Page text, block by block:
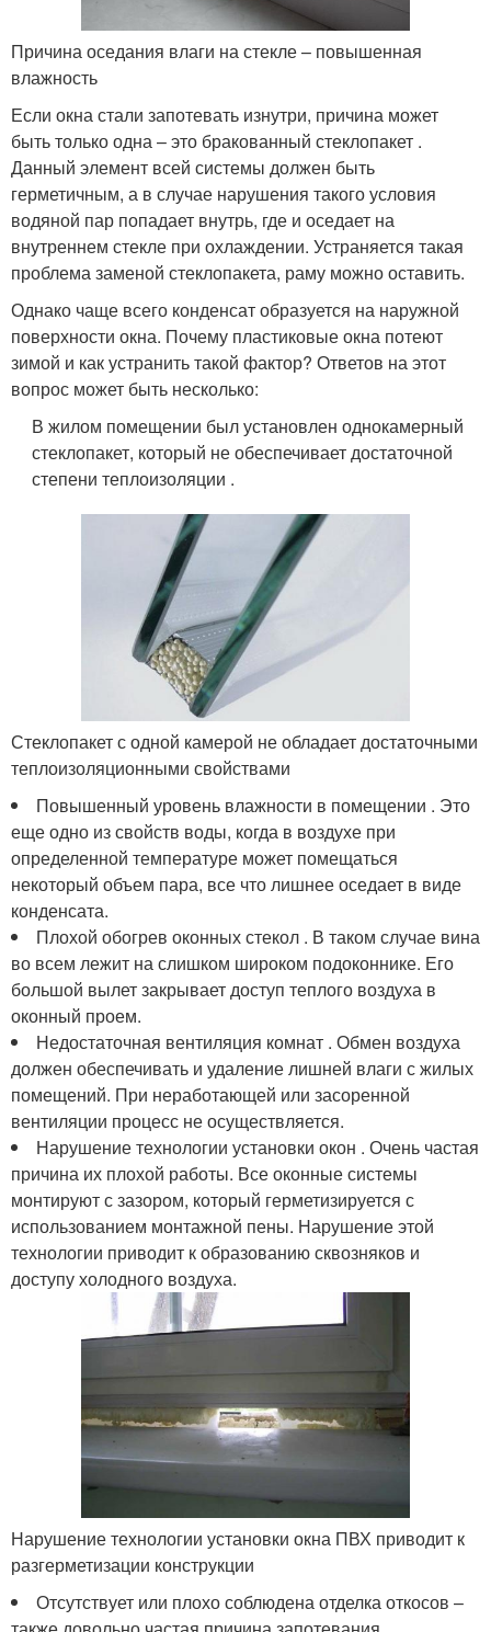
Причина оседания влаги на стекле – повышенная
влажность
Если окна стали запотевать изнутри, причина может
быть только одна – это бракованный стеклопакет .
Данный элемент всей системы должен быть
герметичным, а в случае нарушения такого условия
водяной пар попадает внутрь, где и оседает на
внутреннем стекле при охлаждении. Устраняется такая
проблема заменой стеклопакета, раму можно оставить.
Однако чаще всего конденсат образуется на наружной
поверхности окна. Почему пластиковые окна потеют
зимой и как устранить такой фактор? Ответов на этот
вопрос может быть несколько:
В жилом помещении был установлен однокамерный
стеклопакет, который не обеспечивает достаточной
степени теплоизоляции .
Стеклопакет с одной камерой не обладает достаточными
теплоизоляционными свойствами
Повышенный уровень влажности в помещении . Это
еще одно из свойств воды, когда в воздухе при
определенной температуре может помещаться
некоторый объем пара, все что лишнее оседает в виде
конденсата.
Плохой обогрев оконных стекол . В таком случае вина
во всем лежит на слишком широком подоконнике. Его
большой вылет закрывает доступ теплого воздуха в
оконный проем.
Недостаточная вентиляция комнат . Обмен воздуха
должен обеспечивать и удаление лишней влаги с жилых
помещений. При неработающей или засоренной
вентиляции процесс не осуществляется.
Нарушение технологии установки окон . Очень частая
причина их плохой работы. Все оконные системы
монтируют с зазором, который герметизируется с
использованием монтажной пены. Нарушение этой
технологии приводит к образованию сквозняков и
доступу холодного воздуха.
Нарушение технологии установки окна ПВХ приводит к
разгерметизации конструкции
Отсутствует или плохо соблюдена отделка откосов –